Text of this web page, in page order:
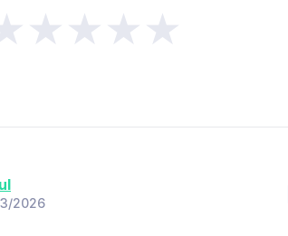
2026